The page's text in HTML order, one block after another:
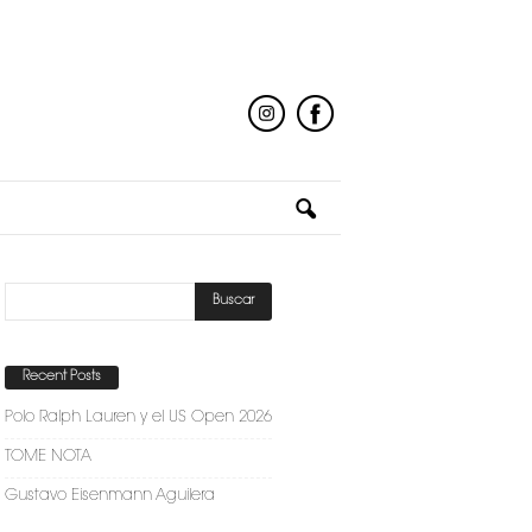
Recent Posts
Polo Ralph Lauren y el US Open 2026
TOME NOTA
Gustavo Eisenmann Aguilera